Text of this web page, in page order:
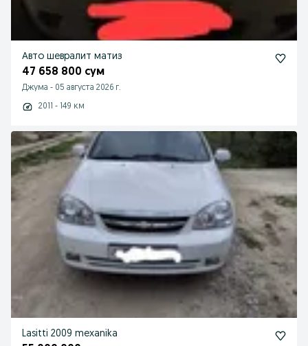
Авто шевралит матиз
47 658 800 сум
Джума - 05 августа 2026 г.
2011 - 149 км
Lasitti 2009 mexanika